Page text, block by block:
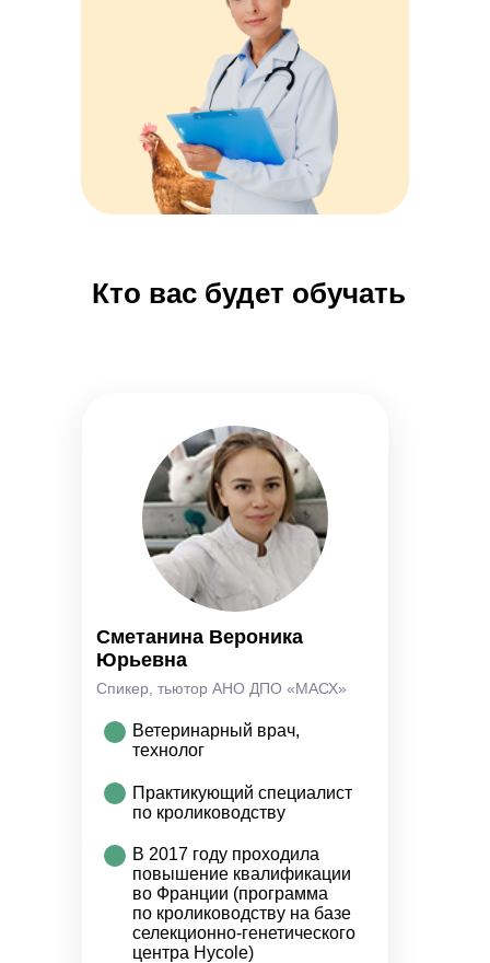
Кто вас будет обучать
Ветеринарный врач,
технолог
Практикующий специалист
по кролиководству
В 2017 году проходила
повышение квалификации
во Франции (программа
по кролиководству на базе
селекционно-генетического
центра Hycole)
Сметанина Вероника
Юрьевна
Спикер, тьютор АНО ДПО «МАСХ»